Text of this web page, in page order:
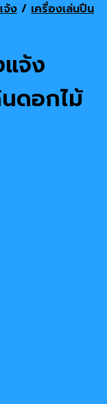
จ้ง / เครื่องเล่นปีน
แจ้ง
ดอกไม้